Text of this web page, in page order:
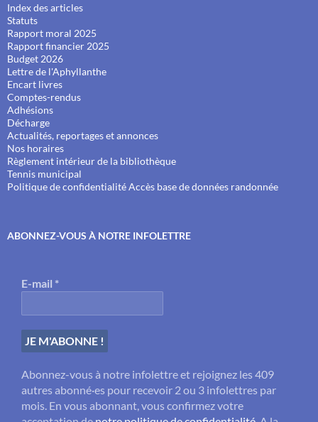
Index des articles
Statuts
Rapport moral 2025
Rapport financier 2025
Budget 2026
Lettre de l'Aphyllanthe
Encart livres
Comptes-rendus
Adhésions
Décharge
Actualités, reportages et annonces
Nos horaires
Règlement intérieur de la bibliothèque
Tennis municipal
Politique de confidentialitéAccès base de données randonnée
ABONNEZ-VOUS À NOTRE INFOLETTRE
E-mail *
Abonnez-vous à notre infolettre et rejoignez les 409
autres abonné·es pour recevoir 2 ou 3 infolettres par
mois. En vous abonnant, vous confirmez votre